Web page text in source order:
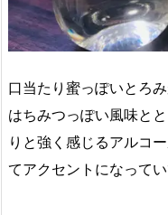
口当たり蜜っぽいとろ
はちみつっぽい風味と
りと強く感じるアルコ
てアクセントになって